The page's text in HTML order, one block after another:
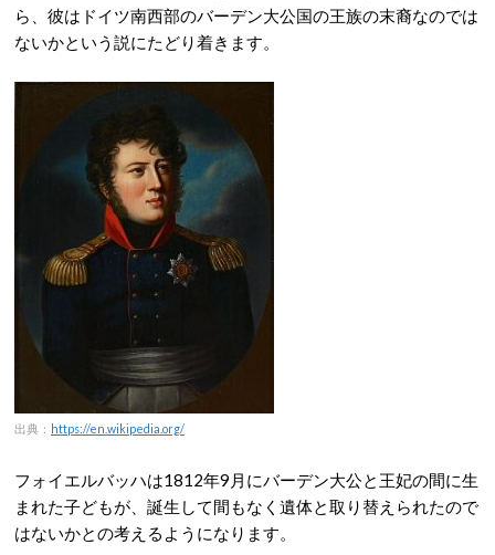
ら、彼はドイツ南西部のバーデン大公国の王族の末裔なのでは
ないかという説にたどり着きます。
出典： https://en.wikipedia.org/
フォイエルバッハは1812年9月にバーデン大公と王妃の間に生
まれた子どもが、誕生して間もなく遺体と取り替えられたので
はないかとの考えるようになります。